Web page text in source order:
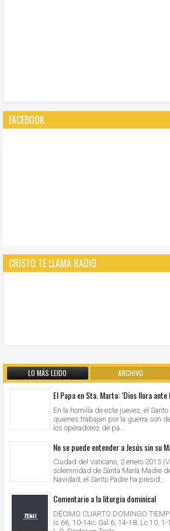
FACEBOOK
CRISTO TE LLAMA RADIO
LO MÁS LEIDO ARCHIVO
El Papa en Sta. Marta: ‘Dios llora
En la homilía de este jueves, el
quienes trabajan por la guerra son
los operadores de pa...
No se puede entender a Jesús sin su
Ciudad del Vaticano, 2 enero 2015
solemnidad de Santa María Madre
Navidad, el Santo Padre ha presid...
Comentario a la liturgia dominical
DÉCIMO CUARTO DOMINGO
Is 66, 10-14c; Gal 6, 14-18; Lc 10, 1-